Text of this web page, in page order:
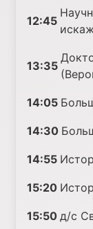
12:45
13:35
14:05
14:30
14:55
15:20
15:50 д/с